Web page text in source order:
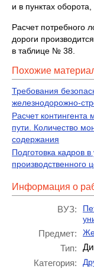
и в пунктах оборота,
Расчет потребного
дороги
в таблице № 38.
Похожие
Требования
железнодорожно-
Расчет контингента
пути. Количество
содержания
Подготовка кадров
производственного
Информация о
ВУЗ:
Предмет:
Тип:
Категория: